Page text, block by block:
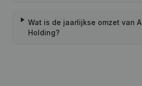
Wat is de jaarlijkse omzet van
Holding?